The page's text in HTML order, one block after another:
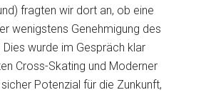
fragten wir dort an, ob eine
wenigstens Genehmigung des
Dies wurde im Gespräch klar
Cross-Skating und Moderner
Potenzial für die Zunkunft,